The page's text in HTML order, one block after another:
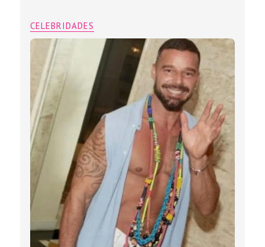
CELEBRIDADES